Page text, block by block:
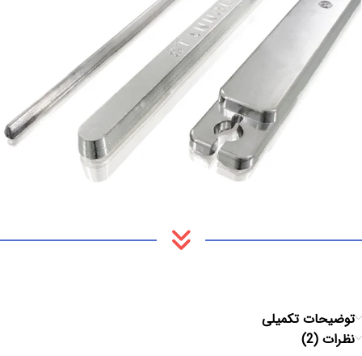
توضیحات تکمیلی
نظرات (2)